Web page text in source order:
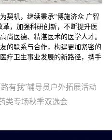
契机，继续秉承“博施济众 广智
，加强科研创新，不断提升医
尚医德、精湛医术的医学人才。
的联系与合作，构建更加紧密的
疗卫生事业发展的新路径，携手
有我”辅导员户外拓展活动
类专场秋季双选会